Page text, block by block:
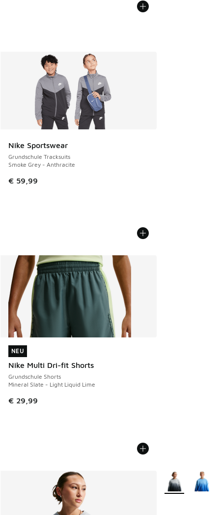
Nike Sportswear
Grundschule Tracksuits
Smoke Grey - Anthracite
€ 59,99
NEU
Nike Multi Dri-fit Shorts
Grundschule Shorts
Mineral Slate - Light Liquid Lime
€ 29,99
NEU
Weitere Farben